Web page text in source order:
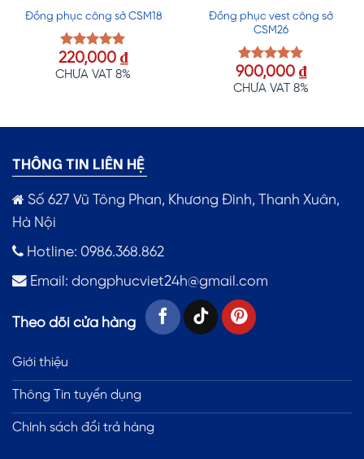
Đồng phục công sở CSM18
Được xếp
hạng5.00
220,000 ₫
CHƯA VAT 8%
Đồng phục vest công sở
CSM26
Được xếp
hạng5.00
900,000 ₫
CHƯA VAT 8%
THÔNG TIN LIÊN HỆ
Số 627 Vũ Tông Phan, Khương Đình, Thanh Xuân,
Hà Nội
Hotline: 0986.368.862
Email: dongphucviet24h@gmail.com
Theo dõi cửa hàng
Giới thiệu
Thông Tin tuyển dụng
Chính sách đổi trả hàng